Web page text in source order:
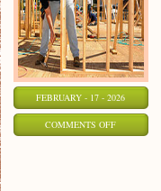
FEBRUARY - 17 - 2026
COMMENTS OFFON